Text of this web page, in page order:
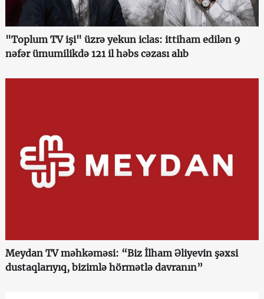
"Toplum TV işi" üzrə yekun iclas: ittiham edilən 9
nəfər ümumilikdə 121 il həbs cəzası alıb
Meydan TV məhkəməsi: “Biz İlham Əliyevin şəxsi
dustaqlarıyıq, bizimlə hörmətlə davranın”